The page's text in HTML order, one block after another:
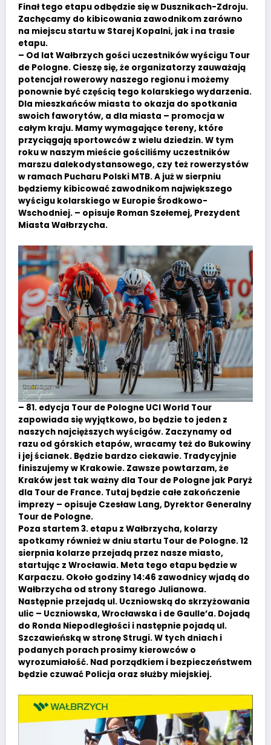
Finał tego etapu odbędzie się w Dusznikach-Zdroju.
Zachęcamy do kibicowania zawodnikom zarówno
na miejscu startu w Starej Kopalni, jak i na trasie
etapu.
– Od lat Wałbrzych gości uczestników wyścigu Tour
de Pologne. Cieszę się, że organizatorzy zauważają
potencjał rowerowy naszego regionu i możemy
ponownie być częścią tego kolarskiego wydarzenia.
Dla mieszkańców miasta to okazja do spotkania
swoich faworytów, a dla miasta – promocja w
całym kraju. Mamy wymagające tereny, które
przyciągają sportowców z wielu dziedzin. W tym
roku w naszym mieście gościliśmy uczestników
marszu dalekodystansowego, czy też rowerzystów
w ramach Pucharu Polski MTB. A już w sierpniu
będziemy kibicować zawodnikom największego
wyścigu kolarskiego w Europie Środkowo-
Wschodniej. – opisuje Roman Szełemej, Prezydent
Miasta Wałbrzycha.
– 81. edycja Tour de Pologne UCI World Tour
zapowiada się wyjątkowo, bo będzie to jeden z
naszych najcięższych wyścigów. Zaczynamy od
razu od górskich etapów, wracamy też do Bukowiny
i jej ścianek. Będzie bardzo ciekawie. Tradycyjnie
finiszujemy w Krakowie. Zawsze powtarzam, że
Kraków jest tak ważny dla Tour de Pologne jak Paryż
dla Tour de France. Tutaj będzie całe zakończenie
imprezy – opisuje Czesław Lang, Dyrektor Generalny
Tour de Pologne.
Poza startem 3. etapu z Wałbrzycha, kolarzy
spotkamy również w dniu startu Tour de Pologne. 12
sierpnia kolarze przejadą przez nasze miasto,
startując z Wrocławia. Meta tego etapu będzie w
Karpaczu. Około godziny 14:46 zawodnicy wjadą do
Wałbrzycha od strony Starego Julianowa.
Następnie przejadą ul. Uczniowską do skrzyżowania
ulic – Uczniowska, Wrocławska i de Gaulle’a. Dojadą
do Ronda Niepodległości i następnie pojadą ul.
Szczawieńską w stronę Strugi. W tych dniach i
podanych porach prosimy kierowców o
wyrozumiałość. Nad porządkiem i bezpieczeństwem
będzie czuwać Policja oraz służby miejskiej.